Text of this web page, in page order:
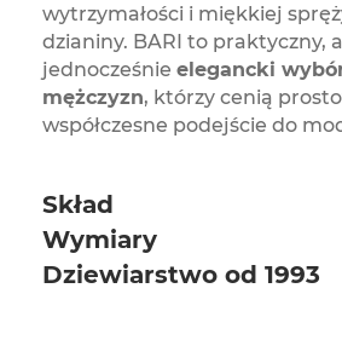
wytrzymałości i miękkiej
dzianiny. BARI to praktyczny, a
jednocześnie elegancki
mężczyzn, którzy cenią
współczesne podejście do
Skład
Wymiary
Dziewiarstwo od 1993